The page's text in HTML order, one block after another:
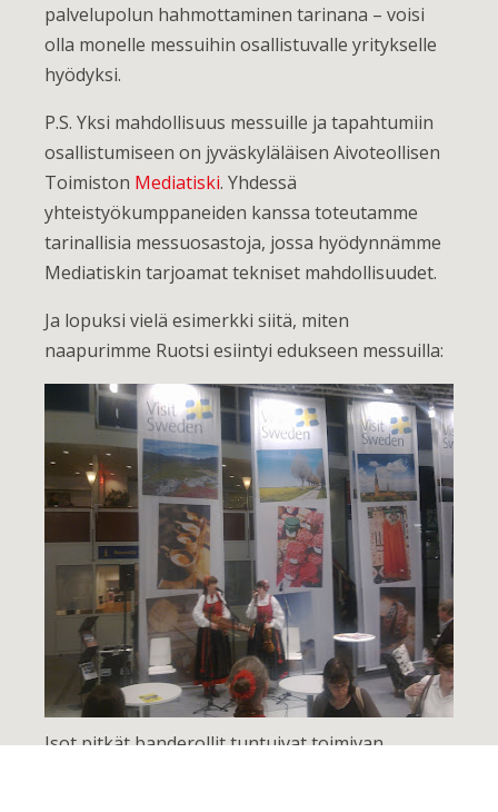
palvelupolun hahmottaminen tarinana – voisi
olla monelle messuihin osallistuvalle yritykselle
hyödyksi.
P.S. Yksi mahdollisuus messuille ja tapahtumiin
osallistumiseen on jyväskyläläisen Aivoteollisen
Toimiston Mediatiski. Yhdessä
yhteistyökumppaneiden kanssa toteutamme
tarinallisia messuosastoja, jossa hyödynnämme
Mediatiskin tarjoamat tekniset mahdollisuudet.
Ja lopuksi vielä esimerkki siitä, miten
naapurimme Ruotsi esiintyi edukseen messuilla:
Isot pitkät banderollit tuntuivat toimivan